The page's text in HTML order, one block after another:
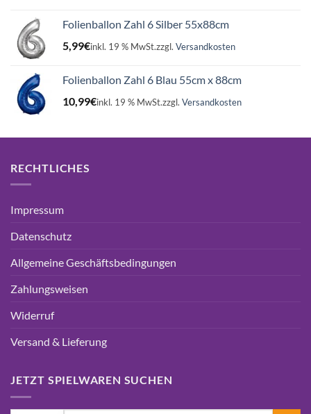
Folienballon Zahl 6 Silber 55x88cm
5,99€inkl. 19 % MwSt.zzgl. Versandkosten
Folienballon Zahl 6 Blau 55cm x 88cm
10,99€inkl. 19 % MwSt.zzgl. Versandkosten
RECHTLICHES
Impressum
Datenschutz
Allgemeine Geschäftsbedingungen
Zahlungsweisen
Widerruf
Versand & Lieferung
JETZT SPIELWAREN SUCHEN